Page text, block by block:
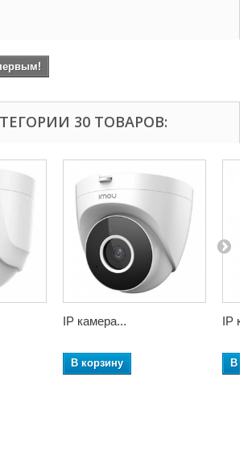
30 ТОВАРОВ:
IP камера...
В корзину
IP
В